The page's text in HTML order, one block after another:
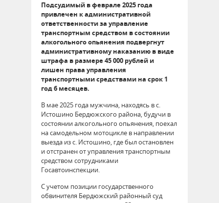
Подсудимый в феврале 2025 года
привлечен к административной
ответственности за управление
транспортным средством в состоянии
алкогольного опьянения подвергнут
административному наказанию в виде
штрафа в размере 45 000 рублей и
лишен права управления
транспортными средствами на срок 1
год 6 месяцев.
В мае 2025 года мужчина, находясь в с.
Истошино Бердюжского района, будучи в
состоянии алкогольного опьянения, поехал
на самодельном мотоцикле в направлении
выезда из с. Истошино, где был остановлен
и отстранен от управления транспортным
средством сотрудниками
Госавтоинспекции.
С учетом позиции государственного
обвинителя Бердюжский районный суд